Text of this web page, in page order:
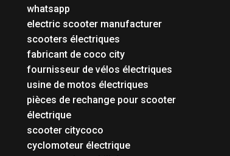
whatsapp
electric scooter manufacturer
scooters électriques
fabricant de coco city
fournisseur de vélos électriques
usine de motos électriques
pièces de rechange pour scooter
électrique
scooter citycoco
cyclomoteur électrique